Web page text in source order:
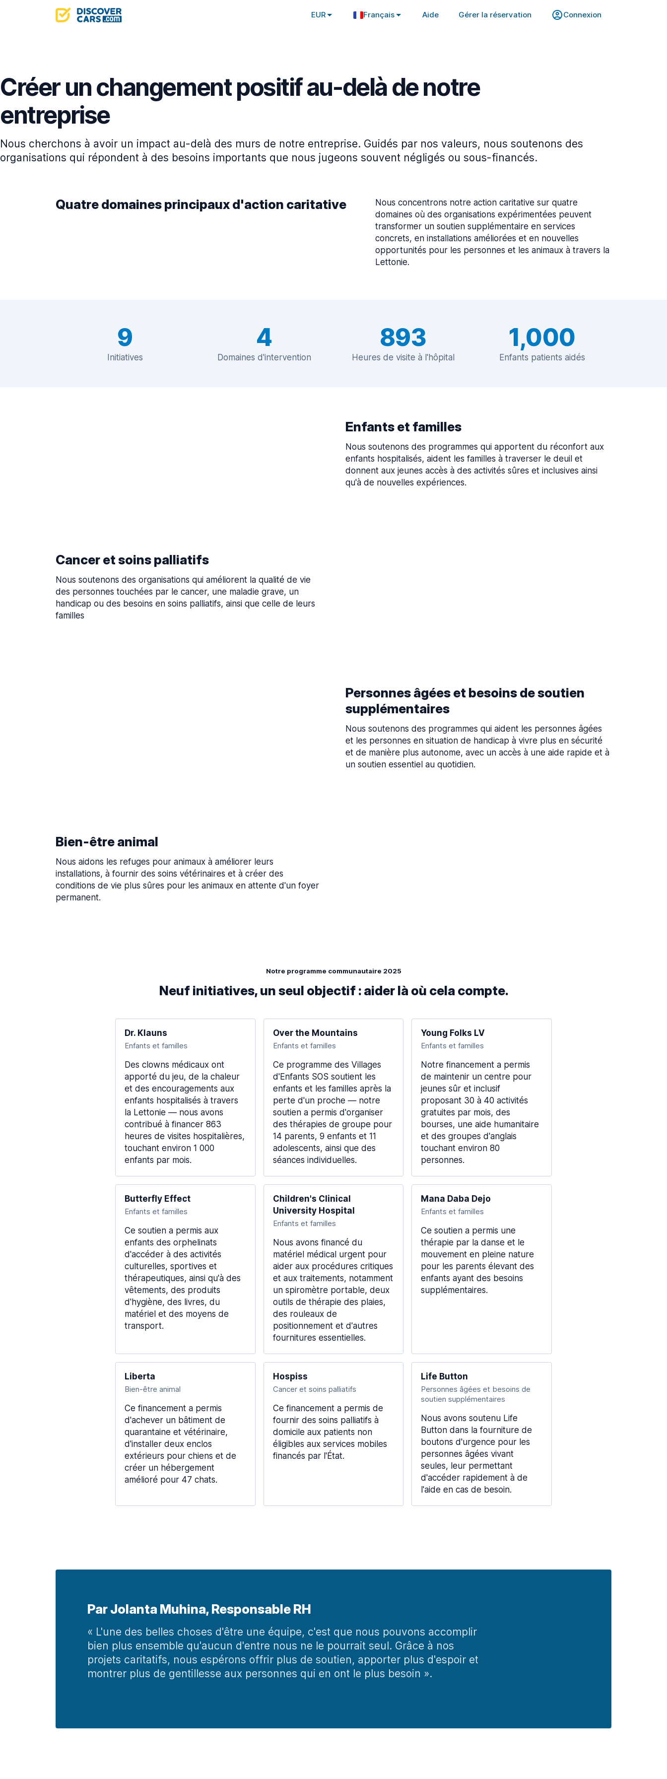
EUR Français Aide Gérer la réservation Connexion
Créer un changement positif au-delà de notre
entreprise
Nous cherchons à avoir un impact au-delà des murs de notre entreprise. Guidés par nos valeurs, nous soutenons des
organisations qui répondent à des besoins importants que nous jugeons souvent négligés ou sous-financés.
Quatre domaines principaux d'action caritative
Nous concentrons notre action caritative sur quatre
domaines où des organisations expérimentées peuvent
transformer un soutien supplémentaire en services
concrets, en installations améliorées et en nouvelles
opportunités pour les personnes et les animaux à travers la
Lettonie.
9
Initiatives
4
Domaines d'intervention
893
Heures de visite à l'hôpital
1,000
Enfants patients aidés
Enfants et familles
Nous soutenons des programmes qui apportent du réconfort aux
enfants hospitalisés, aident les familles à traverser le deuil et
donnent aux jeunes accès à des activités sûres et inclusives ainsi
qu'à de nouvelles expériences.
Cancer et soins palliatifs
Nous soutenons des organisations qui améliorent la qualité de vie
des personnes touchées par le cancer, une maladie grave, un
handicap ou des besoins en soins palliatifs, ainsi que celle de leurs
familles
Personnes âgées et besoins de soutien
supplémentaires
Nous soutenons des programmes qui aident les personnes âgées
et les personnes en situation de handicap à vivre plus en sécurité
et de manière plus autonome, avec un accès à une aide rapide et à
un soutien essentiel au quotidien.
Bien-être animal
Nous aidons les refuges pour animaux à améliorer leurs
installations, à fournir des soins vétérinaires et à créer des
conditions de vie plus sûres pour les animaux en attente d'un foyer
permanent.
Notre programme communautaire 2025
Neuf initiatives, un seul objectif : aider là où cela compte.
Dr. Klauns
Enfants et familles
Des clowns médicaux ont
apporté du jeu, de la chaleur
et des encouragements aux
enfants hospitalisés à travers
la Lettonie — nous avons
contribué à financer 863
heures de visites hospitalières,
touchant environ 1 000
enfants par mois.
Over the Mountains
Enfants et familles
Ce programme des Villages
d'Enfants SOS soutient les
enfants et les familles après la
perte d'un proche — notre
soutien a permis d'organiser
des thérapies de groupe pour
14 parents, 9 enfants et 11
adolescents, ainsi que des
séances individuelles.
Young Folks LV
Enfants et familles
Notre financement a permis
de maintenir un centre pour
jeunes sûr et inclusif
proposant 30 à 40 activités
gratuites par mois, des
bourses, une aide humanitaire
et des groupes d'anglais
touchant environ 80
personnes.
Butterfly Effect
Enfants et familles
Ce soutien a permis aux
enfants des orphelinats
d'accéder à des activités
culturelles, sportives et
thérapeutiques, ainsi qu'à des
vêtements, des produits
d'hygiène, des livres, du
matériel et des moyens de
transport.
Children's Clinical
University Hospital
Enfants et familles
Nous avons financé du
matériel médical urgent pour
aider aux procédures critiques
et aux traitements, notamment
un spiromètre portable, deux
outils de thérapie des plaies,
des rouleaux de
positionnement et d'autres
fournitures essentielles.
Mana Daba Dejo
Enfants et familles
Ce soutien a permis une
thérapie par la danse et le
mouvement en pleine nature
pour les parents élevant des
enfants ayant des besoins
supplémentaires.
Liberta
Bien-être animal
Ce financement a permis
d'achever un bâtiment de
quarantaine et vétérinaire,
d'installer deux enclos
extérieurs pour chiens et de
créer un hébergement
amélioré pour 47 chats.
Hospiss
Cancer et soins palliatifs
Ce financement a permis de
fournir des soins palliatifs à
domicile aux patients non
éligibles aux services mobiles
financés par l'État.
Life Button
Personnes âgées et besoins de
soutien supplémentaires
Nous avons soutenu Life
Button dans la fourniture de
boutons d'urgence pour les
personnes âgées vivant
seules, leur permettant
d'accéder rapidement à de
l'aide en cas de besoin.
Par Jolanta Muhina, Responsable RH
« L'une des belles choses d'être une équipe, c'est que nous pouvons accomplir
bien plus ensemble qu'aucun d'entre nous ne le pourrait seul. Grâce à nos
projets caritatifs, nous espérons offrir plus de soutien, apporter plus d'espoir et
montrer plus de gentillesse aux personnes qui en ont le plus besoin ».